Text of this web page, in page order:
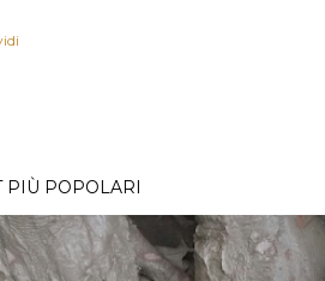
PIÙ POPOLARI